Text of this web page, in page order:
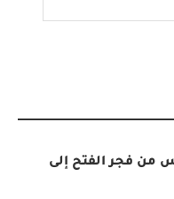
من فجر الفتح إلى